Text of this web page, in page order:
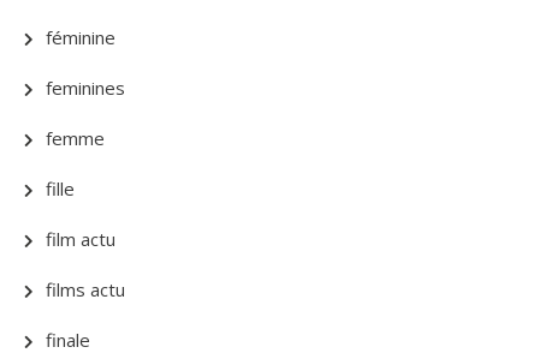
féminine
feminines
femme
fille
film actu
films actu
finale